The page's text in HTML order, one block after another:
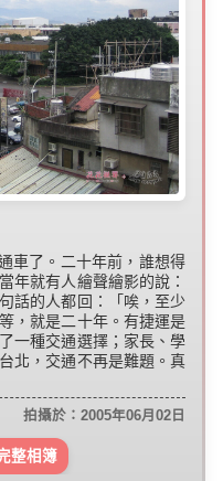
車了。二十年前，誰想得
年就有人繪聲繪影的說：
話的人都回：「唉，至少
，就是二十年。有捷運是
一種交通選擇；家長、學
北，交通不再是難題。真
拍攝於：2005年06月02日
整相簿